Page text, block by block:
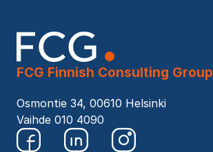
FCG Finnish Consulting Group
Osmontie 34, 00610 Helsinki
Vaihde 010 4090